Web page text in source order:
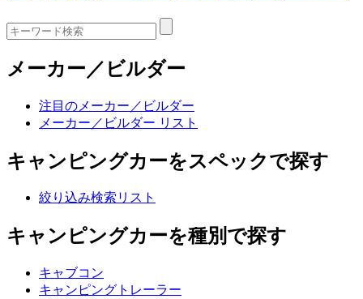
メーカー／ビルダー
注目のメーカー／ビルダー
メーカー／ビルダー リスト
キャンピングカーをスペックで探す
絞り込み検索リスト
キャンピングカーを種別で探す
キャブコン
キャンピングトレーラー